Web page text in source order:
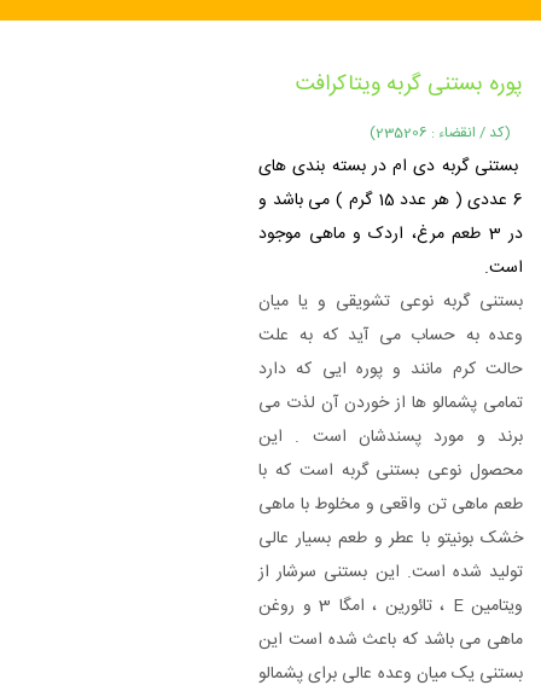
پوره بستنی گربه ویتاکرافت
(کد / انقضاء : 235206)
بستنی گربه دی ام در بسته بندی های
6 عددی ( هر عدد 15 گرم ) می باشد و
در 3 طعم مرغ، اردک و ماهی موجود
است.
بستنی گربه نوعی تشویقی و یا میان
وعده به حساب می آید که به علت
حالت کرم مانند و پوره ایی که دارد
تمامی پشمالو ها از خوردن آن لذت می
برند و مورد پسندشان است . این
محصول نوعی بستنی گربه است که با
طعم ماهی تن واقعی و مخلوط با ماهی
خشک بونیتو با عطر و طعم بسیار عالی
تولید شده است. این بستنی سرشار از
ویتامین E ، تائورین ، امگا 3 و روغن
ماهی می باشد که باعث شده است این
بستنی یک میان وعده عالی برای پشمالو